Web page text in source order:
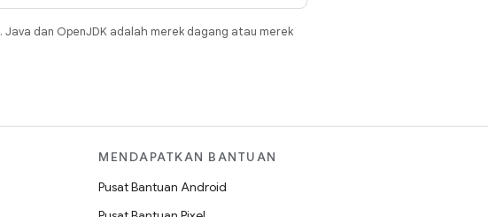
. Java dan OpenJDK adalah merek dagang atau merek
MENDAPATKAN BANTUAN
Pusat Bantuan Android